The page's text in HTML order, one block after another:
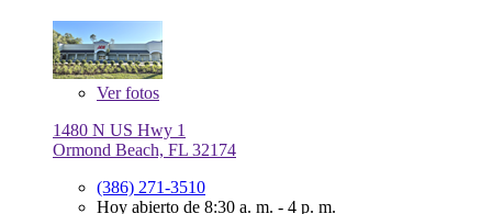
Verfotos
1480 N US Hwy 1
Ormond Beach, FL 32174
(386) 271-3510
Hoy abierto de 8:30 a. m. - 4 p. m.